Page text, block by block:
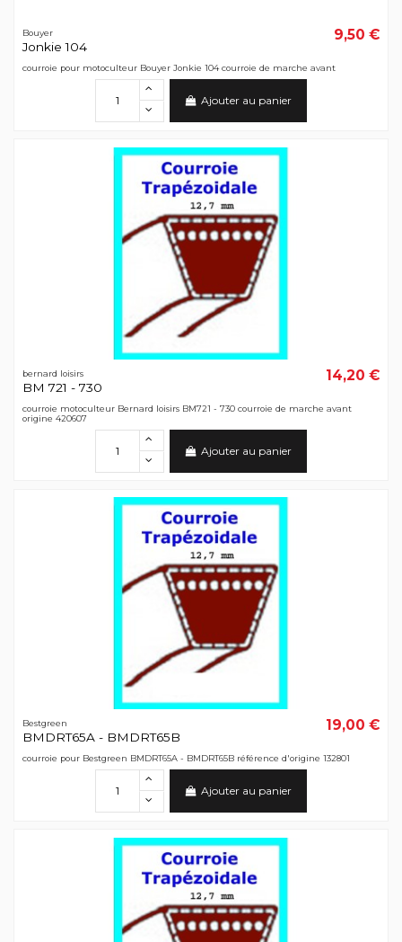
Bouyer
Jonkie 104
9,50 €
courroie pour motoculteur Bouyer Jonkie 104 courroie de marche avant
Ajouter au panier
bernard loisirs
BM 721 - 730
14,20 €
courroie motoculteur Bernard loisirs BM721 - 730 courroie de marche avant
origine 420607
Ajouter au panier
Bestgreen
BMDRT65A - BMDRT65B
19,00 €
courroie pour Bestgreen BMDRT65A - BMDRT65B référence d'origine 132801
Ajouter au panier